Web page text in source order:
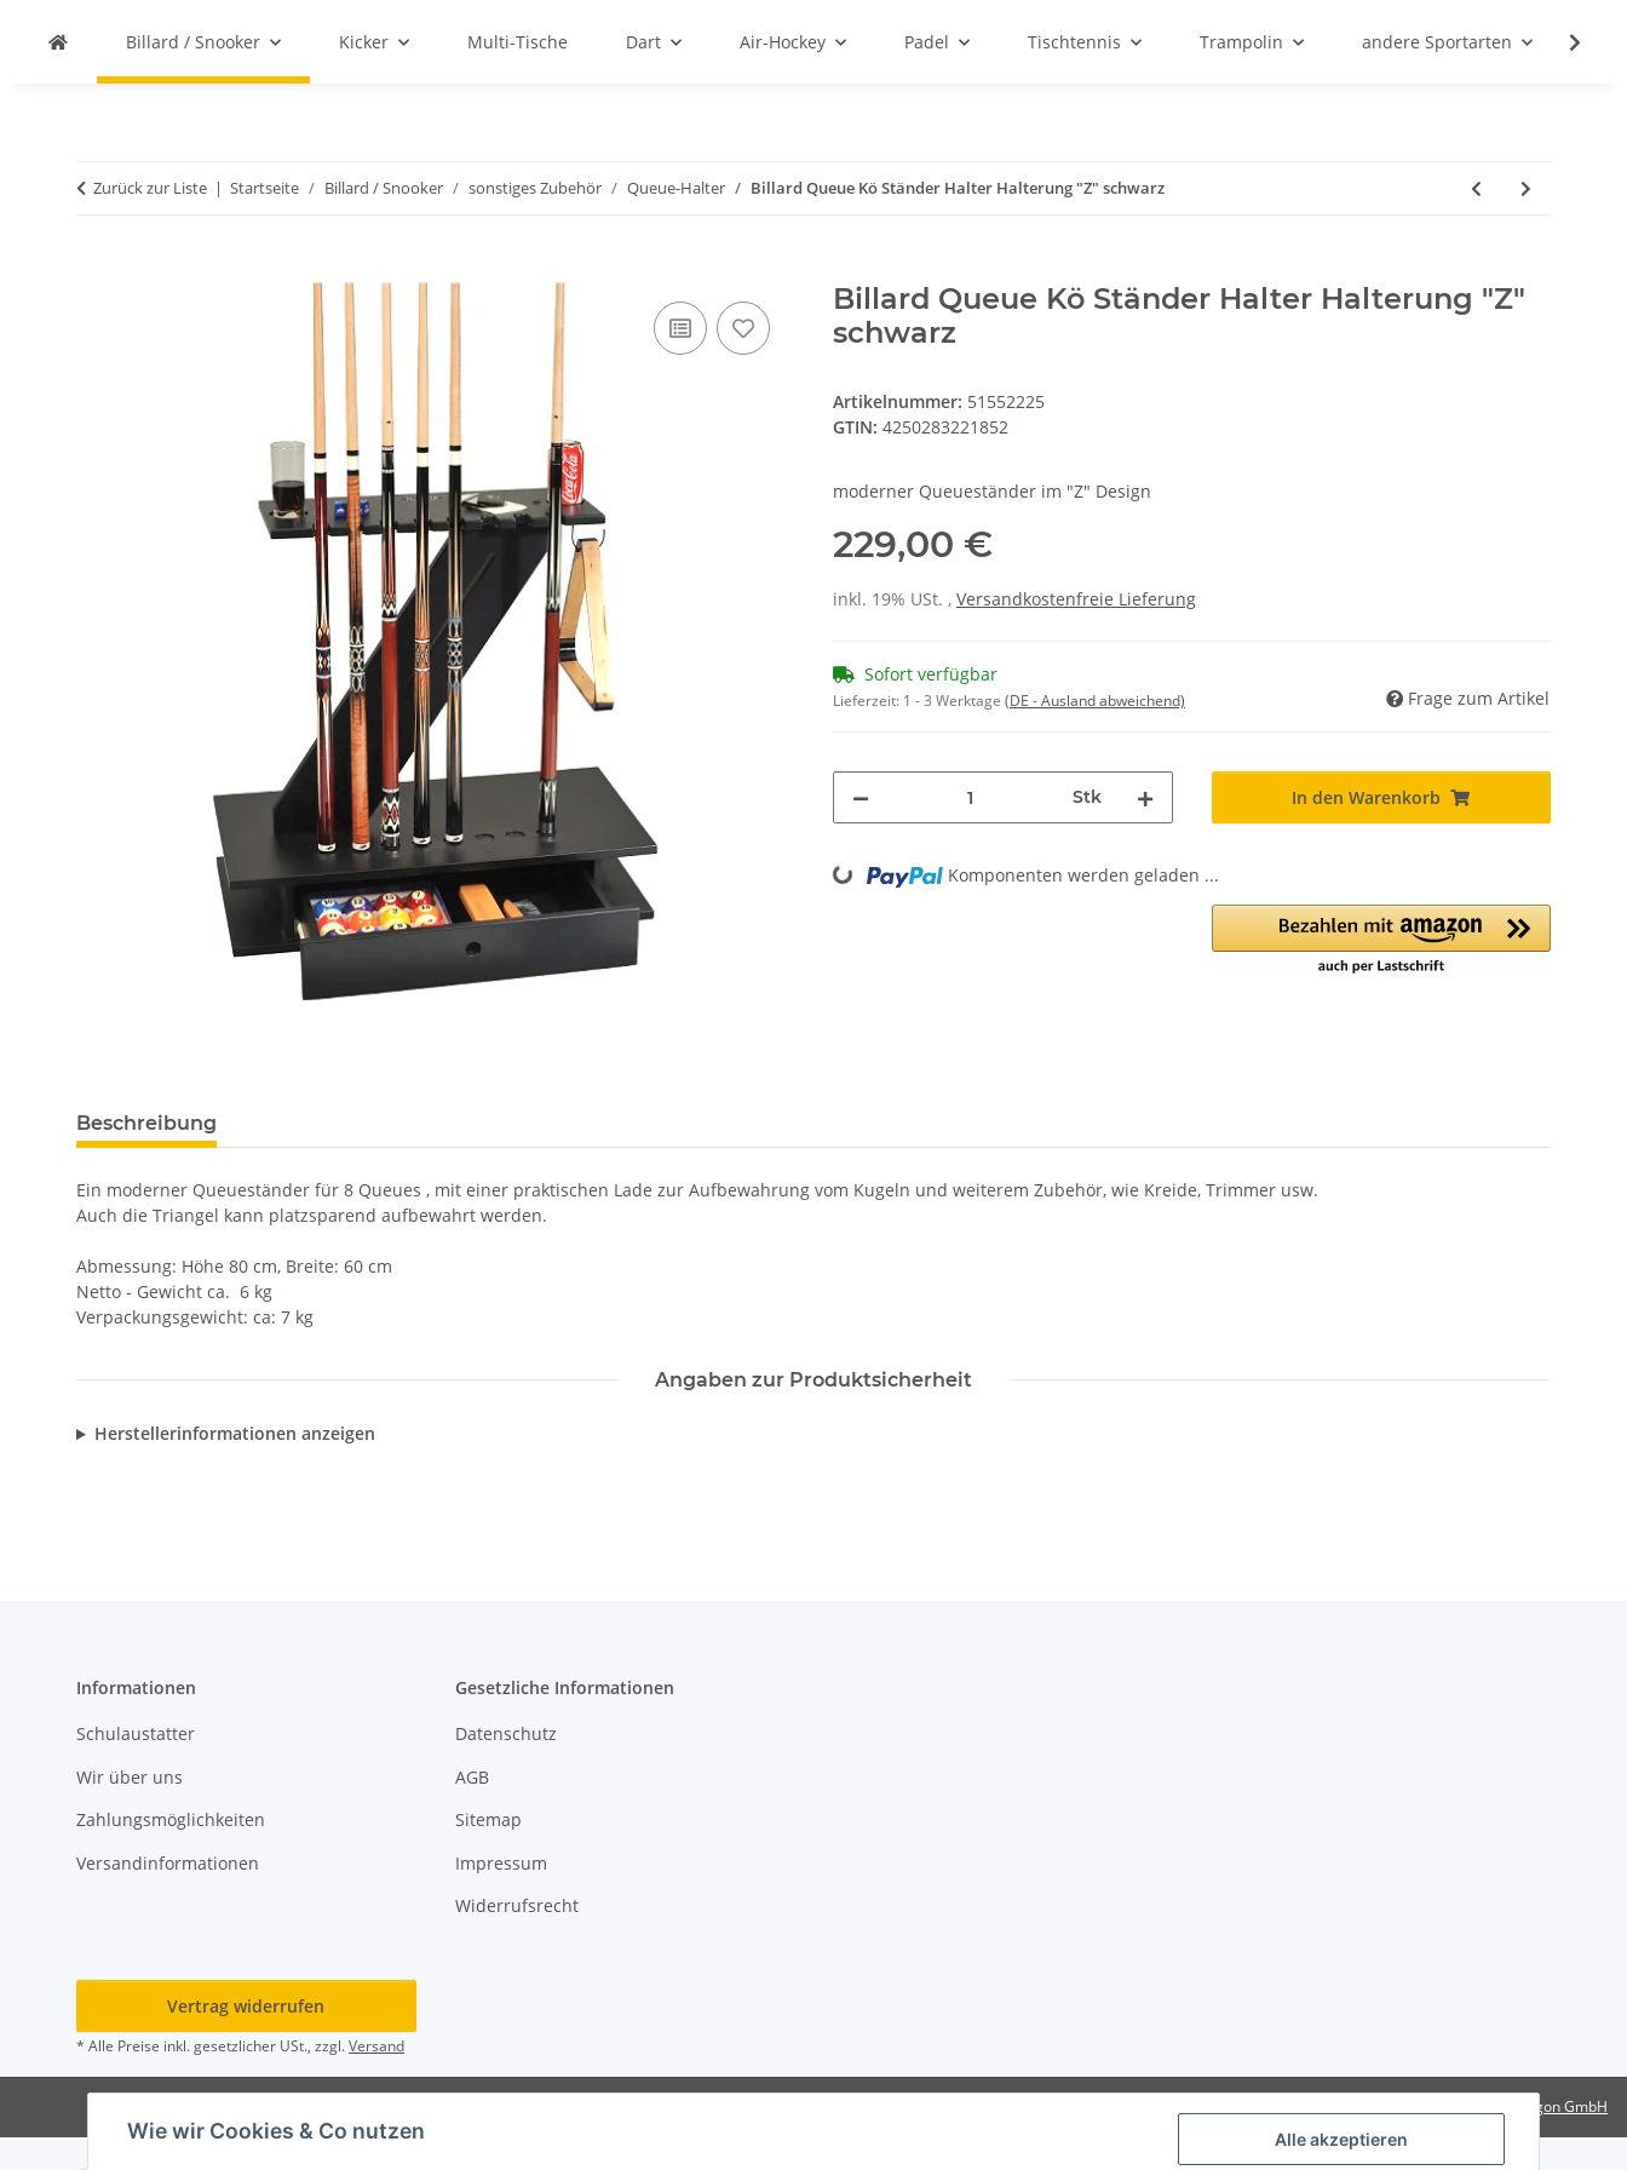
Alle akzeptieren
Wie wir Cookies & Co nutzen
Billard / Snooker Kicker Multi-Tische Dart Air-Hockey Padel Tischtennis Trampolin andere Sportarten
Zurück zur Liste Startseite Billard / Snooker sonstiges Zubehör Queue-Halter Billard Queue Kö Ständer Halter Halterung "Z" schwarz
Billard Queue Kö Ständer Halter Halterung "Z"
schwarz
Artikelnummer: 51552225
GTIN: 4250283221852
moderner Queueständer im "Z" Design
229,00 €
inkl. 19% USt. , Versandkostenfreie Lieferung
Sofort verfügbar
Lieferzeit: 1 - 3 Werktage (DE - Ausland abweichend) Frage zum Artikel
Stk In den Warenkorb
Loading... Komponenten werden geladen ...
Beschreibung
Ein moderner Queueständer für 8 Queues , mit einer praktischen Lade zur Aufbewahrung vom Kugeln und weiterem Zubehör, wie Kreide, Trimmer usw.
Auch die Triangel kann platzsparend aufbewahrt werden.
Abmessung: Höhe 80 cm, Breite: 60 cm
Netto - Gewicht ca. 6 kg
Verpackungsgewicht: ca: 7 kg
Angaben zur Produktsicherheit
Herstellerinformationen anzeigen
Informationen
Schulaustatter
Wir über uns
Zahlungsmöglichkeiten
Versandinformationen
Gesetzliche Informationen
Datenschutz
AGB
Sitemap
Impressum
Widerrufsrecht
Vertrag widerrufen
* Alle Preise inkl. gesetzlicher USt., zzgl.Versand
Rotragon GmbH